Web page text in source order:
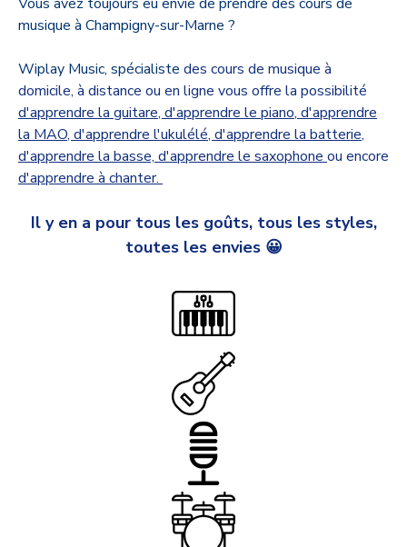
musique à Champigny-sur-Marne ?
Wiplay Music, spécialiste des cours de musique à
domicile, à distance ou en ligne vous offre la possibilité
d'apprendre la guitare, d'apprendre le piano, d'apprendre
la MAO, d'apprendre l'ukulélé, d'apprendre la batterie,
d'apprendre la basse, d'apprendre le saxophone ou encore
d'apprendre à chanter.
Il y en a pour tous les goûts, tous les styles,
toutes les envies 😀